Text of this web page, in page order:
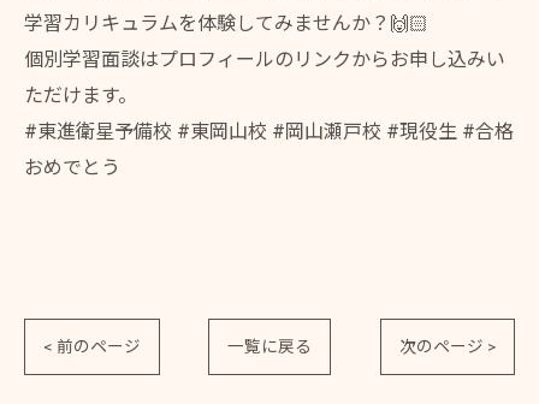
学習カリキュラムを体験してみませんか？🙌🏻
個別学習面談はプロフィールのリンクからお申し込みい
ただけます。
#東進衛星予備校 #東岡山校 #岡山瀬戸校 #現役生 #合格
おめでとう
< 前のページ 一覧に戻る 次のページ >